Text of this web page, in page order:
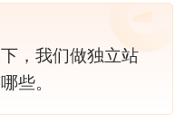
，我们做独立站
些。